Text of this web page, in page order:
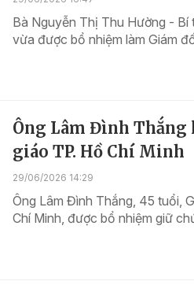
Bà Nguyễn Thị Thu Hường -
vừa được bổ nhiệm làm Giám
Ông Lâm Đình Thắng
giáo TP. Hồ Chí Minh
29/06/2026 14:29
Ông Lâm Đình Thắng, 45 tuổi,
Chí Minh, được bổ nhiệm giữ